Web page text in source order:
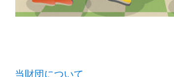
当財団について